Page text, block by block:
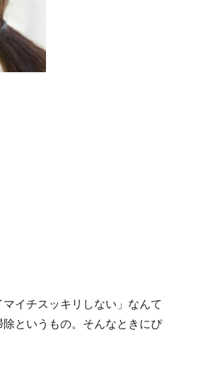
イチスッキリしない」なんて
というもの。そんなときにぴ